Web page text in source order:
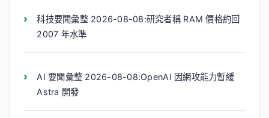
科技要聞彙整 2026-08-08:研究者稱 RAM 價格約回
2007 年水準
AI 要聞彙整 2026-08-08:OpenAI 因網攻能力暫緩
Astra 開發